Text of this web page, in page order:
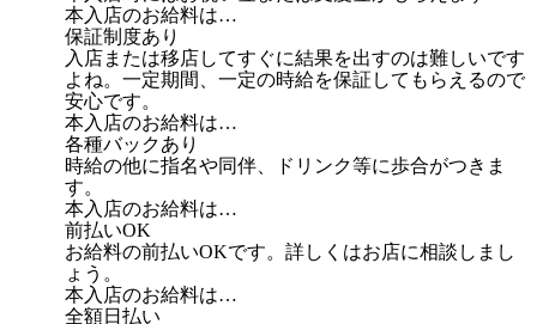
本入店のお給料は…
保証制度あり
入店または移店してすぐに結果を出すのは難しいです
よね。一定期間、一定の時給を保証してもらえるので
安心です。
本入店のお給料は…
各種バックあり
時給の他に指名や同伴、ドリンク等に歩合がつきま
す。
本入店のお給料は…
前払いOK
お給料の前払いOKです。詳しくはお店に相談しまし
ょう。
本入店のお給料は…
全額日払い